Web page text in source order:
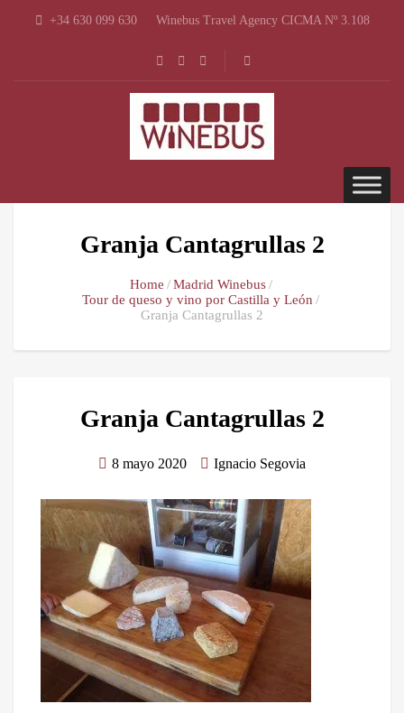
+34 630 099 630 Winebus Travel Agency CICMA Nº 3.108
Granja Cantagrullas 2
Home
Madrid Winebus
Tour de queso y vino por Castilla y León
Granja Cantagrullas 2
Granja Cantagrullas 2
8 mayo 2020 Ignacio Segovia